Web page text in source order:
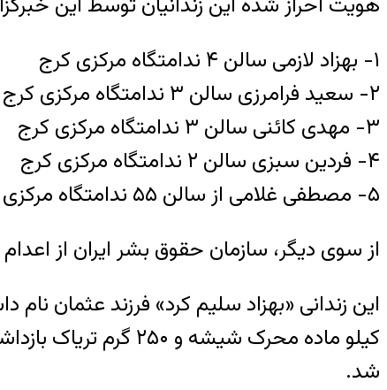
۱- بهزاد لازمی سالن ۴ ندامتگاه مرکزی کرج
۲- سعید فرامرزی سالن ۳ ندامتگاه مرکزی کرج / متولد ۱۳۷۲
۳- مهدی کائنی سالن ۳ ندامتگاه مرکزی کرج
۴- فردین سبزی سالن ۲ ندامتگاه مرکزی کرج
۵- مصطفی غلامی از سالن ۵۵ ندامتگاه مرکزی کرج
از سوی دیگر، سازمان حقوق بشر ایران از
شد.